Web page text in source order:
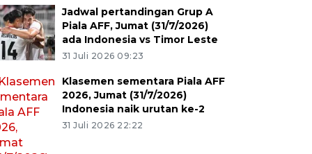
Jadwal pertandingan Grup A
Piala AFF, Jumat (31/7/2026)
ada Indonesia vs Timor Leste
31 Juli 2026 09:23
Klasemen sementara Piala AFF
2026, Jumat (31/7/2026)
Indonesia naik urutan ke-2
31 Juli 2026 22:22